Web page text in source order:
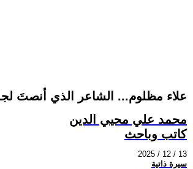
علاء مظلوم... الشاعر الذي أنصتَ
محمد علي محيي الدين
كاتب وباحث
2025 / 12 / 13
سيرة ذاتية